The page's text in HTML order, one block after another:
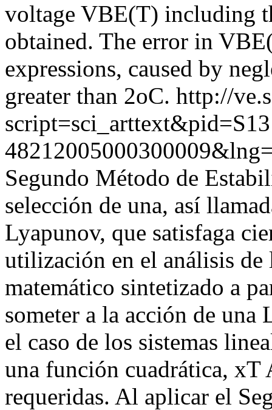
voltage VBE(T) including
obtained. The error in
expressions, caused by
greater than 2oC. http://
Segundo Método de
selección de una, así
Lyapunov, que satisfaga
utilización en el análisis
matemático sintetizado a
someter a la acción de
el caso de los sistemas
una función cuadrática, xT
requeridas. Al aplicar el